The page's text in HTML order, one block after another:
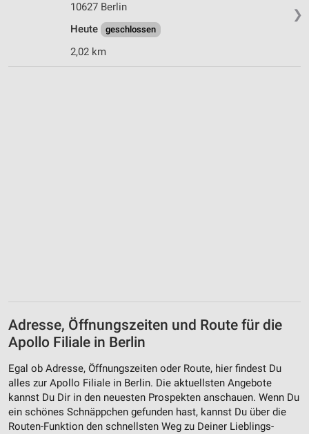
❯
10627 Berlin
Heute
geschlossen
2,02 km
Adresse, Öffnungszeiten und Route für die
Apollo Filiale in Berlin
Egal ob Adresse, Öffnungszeiten oder Route, hier findest Du
alles zur Apollo Filiale in Berlin. Die aktuellsten Angebote
kannst Du Dir in den neuesten Prospekten anschauen. Wenn Du
ein schönes Schnäppchen gefunden hast, kannst Du über die
Routen-Funktion den schnellsten Weg zu Deiner Lieblings-